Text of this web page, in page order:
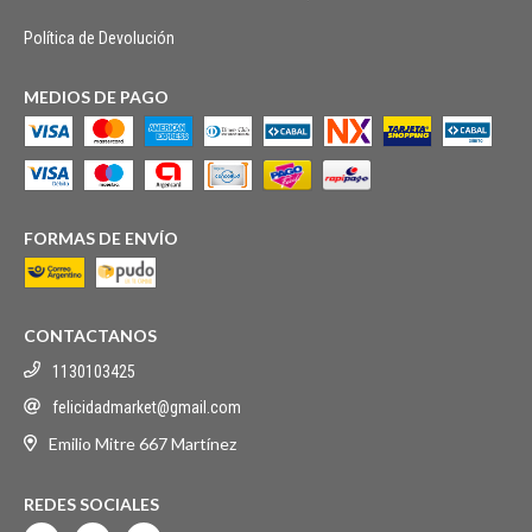
Política de Devolución
MEDIOS DE PAGO
FORMAS DE ENVÍO
CONTACTANOS
1130103425
felicidadmarket@gmail.com
Emilio Mitre 667 Martínez
REDES SOCIALES